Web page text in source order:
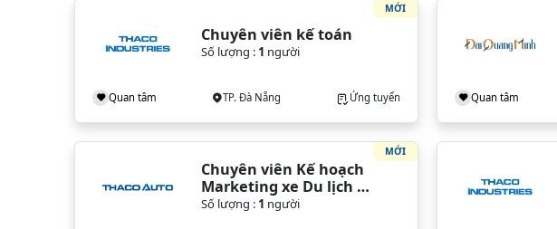
Chuyên viên kế toán
Số lượng :1 người
Quan tâm TP. Đà Nẵng Ứng tuyển
MỚI
Quan tâm
Chuyên viên Kế hoạch
Marketing xe Du lịch -
VPĐH (TP. HCM)
Số lượng :1 người
MỚI